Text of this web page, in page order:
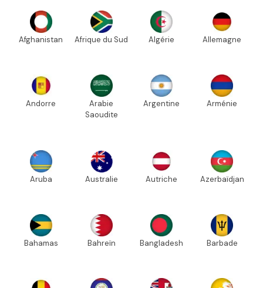
Afghanistan Afrique du Sud Algérie Allemagne
Andorre
Arabie
Saoudite
Argentine Arménie
Aruba Australie Autriche Azerbaïdjan
Bahamas Bahreïn Bangladesh Barbade